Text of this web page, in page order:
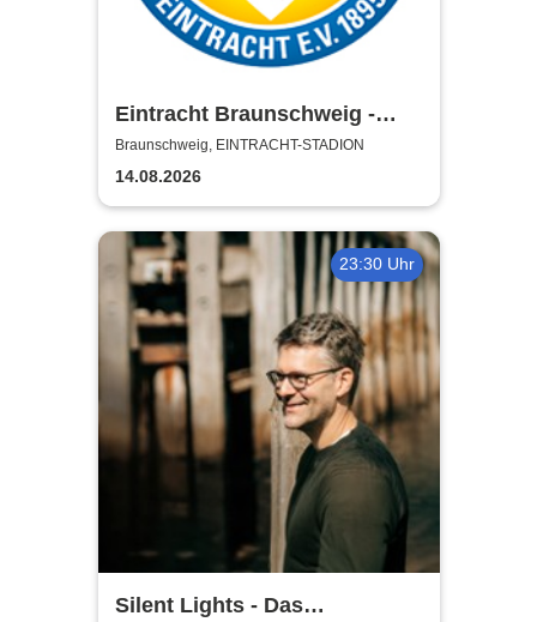
Eintracht Braunschweig -
Saison 2026/27
Braunschweig, EINTRACHT-STADION
14.08.2026
23:30 Uhr
Silent Lights - Das